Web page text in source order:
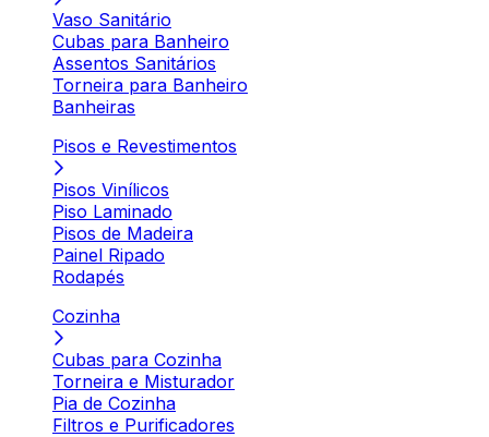
Vaso Sanitário
Cubas para Banheiro
Assentos Sanitários
Torneira para Banheiro
Banheiras
Pisos e Revestimentos
Pisos Vinílicos
Piso Laminado
Pisos de Madeira
Painel Ripado
Rodapés
Cozinha
Cubas para Cozinha
Torneira e Misturador
Pia de Cozinha
Filtros e Purificadores